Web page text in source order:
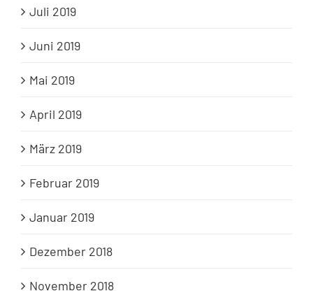
Juli 2019
Juni 2019
Mai 2019
April 2019
März 2019
Februar 2019
Januar 2019
Dezember 2018
November 2018